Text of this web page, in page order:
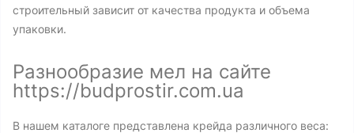
строительный зависит от качества продукта и объема
упаковки.
Разнообразие мел на сайте
https://budprostir.com.ua
В нашем каталоге представлена крейда различного веса: